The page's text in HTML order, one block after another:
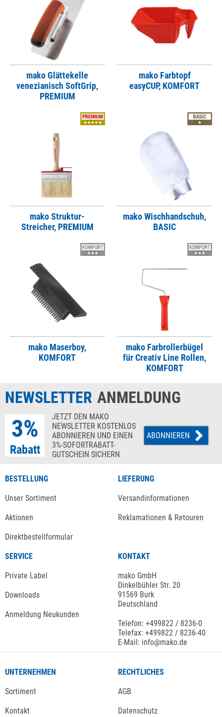
mako Glättekelle
venezianisch SoftGrip,
PREMIUM
mako Farbtopf
easyCUP, KOMFORT
mako Struktur-
Streicher, PREMIUM
mako Wischhandschuh,
BASIC
mako Maserboy,
KOMFORT
mako Farbrollerbügel
für Creativ Line Rollen,
KOMFORT
NEWSLETTER ANMELDUNG
3%
Rabatt
JETZT DEN MAKO
NEWSLETTER KOSTENLOS
ABONNIEREN UND EINEN
3%-SOFORTRABATT-
GUTSCHEIN SICHERN
ABONNIEREN
BESTELLUNG
Unser Sortiment
Aktionen
Direktbestellformular
LIEFERUNG
Versandinformationen
Reklamationen & Retouren
SERVICE
Private Label
Downloads
Anmeldung Neukunden
KONTAKT
mako GmbH
Dinkelbühler Str. 20
91569 Burk
Deutschland
Telefon: +499822 / 8236-0
Telefax: +499822 / 8236-40
E-Mail: info@mako.de
UNTERNEHMEN
Sortiment
Kontakt
RECHTLICHES
AGB
Datenschutz